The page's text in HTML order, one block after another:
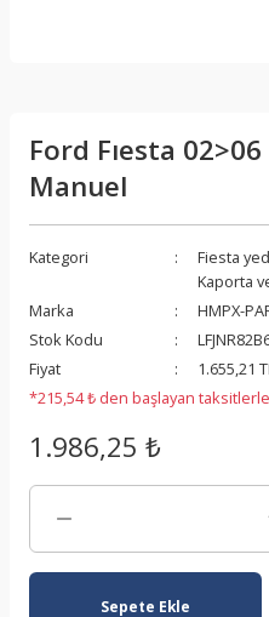
Ford Fıesta 02>06
Manuel
Kategori Fiesta
Kaporta
Marka
HMPX-
Stok Kodu
Fiyat
1.655,21
*215,54 ₺ den başlayan
1.986,25 ₺
Sepete Ekle